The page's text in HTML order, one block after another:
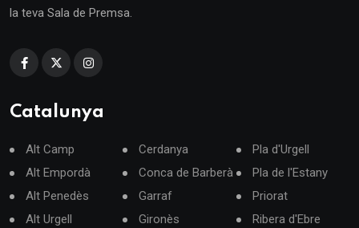
la teva Sala de Premsa.
Catalunya
Alt Camp
Alt Empordà
Alt Penedès
Alt Urgell
Cerdanya
Conca de Barberà
Garraf
Gironès
Pla d'Urgell
Pla de l'Estany
Priorat
Ribera d'Ebre